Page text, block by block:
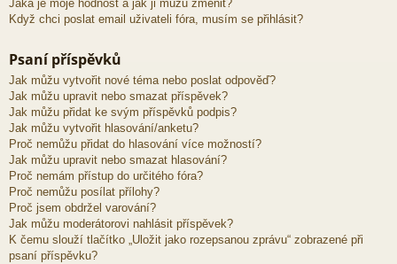
Jaká je moje hodnost a jak ji můžu změnit?
Když chci poslat email uživateli fóra, musím se přihlásit?
Psaní příspěvků
Jak můžu vytvořit nové téma nebo poslat odpověď?
Jak můžu upravit nebo smazat příspěvek?
Jak můžu přidat ke svým příspěvků podpis?
Jak můžu vytvořit hlasování/anketu?
Proč nemůžu přidat do hlasování více možností?
Jak můžu upravit nebo smazat hlasování?
Proč nemám přístup do určitého fóra?
Proč nemůžu posílat přílohy?
Proč jsem obdržel varování?
Jak můžu moderátorovi nahlásit příspěvek?
K čemu slouží tlačítko „Uložit jako rozepsanou zprávu“ zobrazené při
psaní příspěvku?